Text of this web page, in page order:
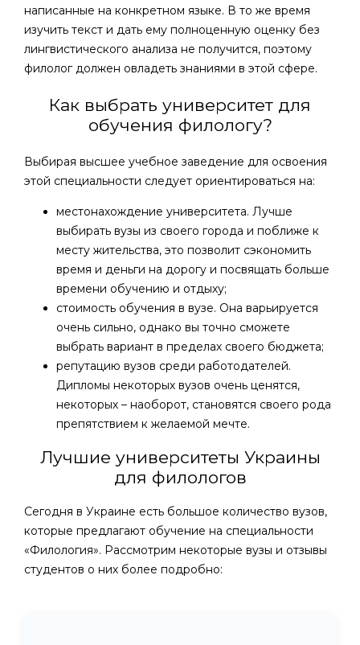
написанные на конкретном языке. В то же время
изучить текст и дать ему полноценную оценку без
лингвистического анализа не получится, поэтому
филолог должен овладеть знаниями в этой сфере.
Как выбрать университет для
обучения филологу?
Выбирая высшее учебное заведение для освоения
этой специальности следует ориентироваться на:
местонахождение университета. Лучше
выбирать вузы из своего города и поближе к
месту жительства, это позволит сэкономить
время и деньги на дорогу и посвящать больше
времени обучению и отдыху;
стоимость обучения в вузе. Она варьируется
очень сильно, однако вы точно сможете
выбрать вариант в пределах своего бюджета;
репутацию вузов среди работодателей.
Дипломы некоторых вузов очень ценятся,
некоторых – наоборот, становятся своего рода
препятствием к желаемой мечте.
Лучшие университеты Украины
для филологов
Сегодня в Украине есть большое количество вузов,
которые предлагают обучение на специальности
«Филология». Рассмотрим некоторые вузы и отзывы
студентов о них более подробно: